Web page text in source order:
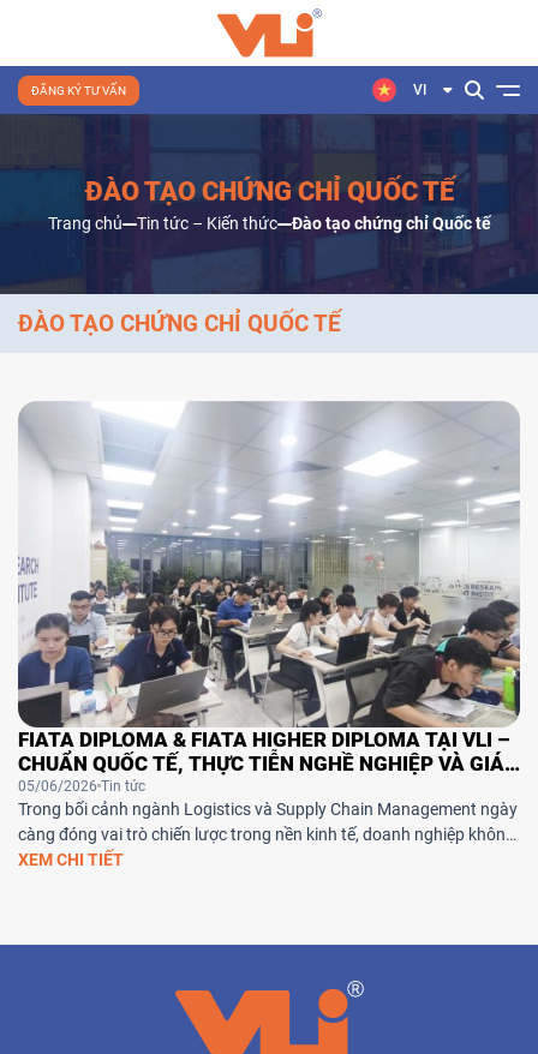
ĐĂNG KÝ TƯ VẤN VI
ĐÀO TẠO CHỨNG CHỈ QUỐC TẾ
Trang chủ Tin tức – Kiến thức Đào tạo chứng chỉ Quốc tế
ĐÀO TẠO CHỨNG CHỈ QUỐC TẾ
FIATA DIPLOMA & FIATA HIGHER DIPLOMA TẠI VLI –
CHUẨN QUỐC TẾ, THỰC TIỄN NGHỀ NGHIỆP VÀ GIÁ
TRỊ TOÀN CẦU
05/06/2026 Tin tức
Trong bối cảnh ngành Logistics và Supply Chain Management ngày
càng đóng vai trò chiến lược trong nền kinh tế, doanh nghiệp không
chỉ cần nhân sự có kiến thức chuyên môn mà còn đòi hỏi khả năng
XEM CHI TIẾT